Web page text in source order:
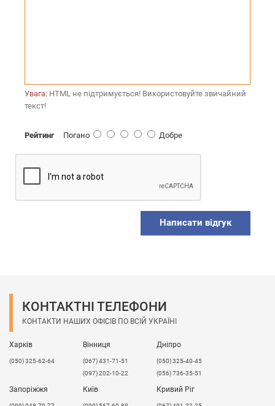
Увага: HTML не підтримується! Використовуйте звичайний
текст!
РейтингПогано Добре
Написати відгук
КОНТАКТНІ ТЕЛЕФОНИ
КОНТАКТИ НАШИХ ОФІСІВ ПО ВСІЙ УКРАЇНІ
Харків
(050) 325-62-64
Вінниця
(067) 431-71-51
(097) 202-10-22
Дніпро
(050) 325-40-45
(056) 736-35-51
Запоріжжя Київ Кривий Ріг